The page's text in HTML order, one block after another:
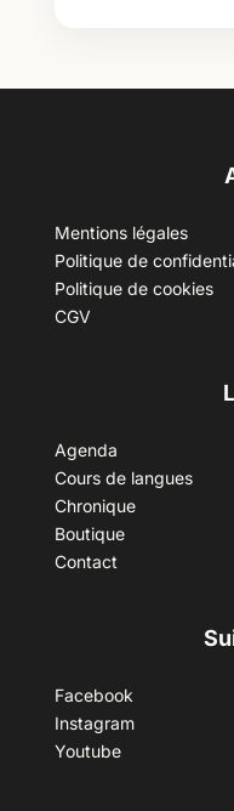
Mentions légales
Politique de
Politique de cookies
CGV
Agenda
Cours de langues
Chronique
Boutique
Contact
Facebook
Instagram
Youtube